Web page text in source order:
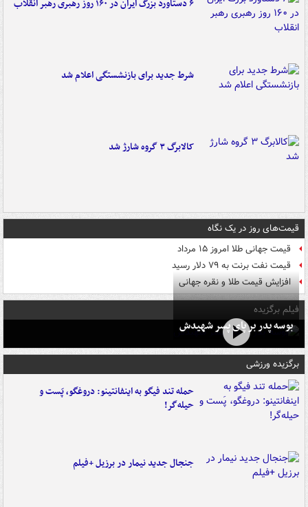
۶ دستاورد بزرگ ایران در ۱۶۰ روز رهبری رهبر انقلاب
شرط جدید برای بازنشستگی اعلام شد
کالابرگ ۳ گروه شارژ شد
قیمت‌های روز در یک نگاه
قیمت جهانی طلا امروز ۱۵ مرداد
قیمت نفت برنت به ۷۹ دلار رسید
افزایش قیمت طلا و نقره جهانی
فیلم برگزیده
بوسه‌ پدر بر پای پسر شهیدش
برگزیده ورزشی
حمله تند فیگو به اینفانتینو: دروغگو، پَست‌ و
حیله‌گر!
جنجال جدید نیمار در برزیل +فیلم